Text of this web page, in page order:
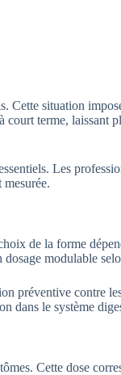
Cette situation
court terme, laissant
Les
mesurée.
de la forme
modulable
préventive contre
dans le système
Cette dose